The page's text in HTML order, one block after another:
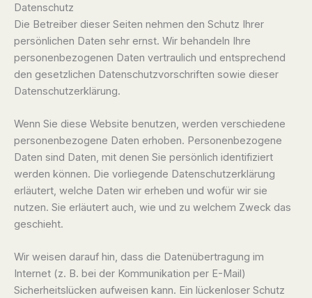
Datenschutz
Die Betreiber dieser Seiten nehmen den Schutz Ihrer
persönlichen Daten sehr ernst. Wir behandeln Ihre
personenbezogenen Daten vertraulich und entsprechend
den gesetzlichen Datenschutzvorschriften sowie dieser
Datenschutzerklärung.
Wenn Sie diese Website benutzen, werden verschiedene
personenbezogene Daten erhoben. Personenbezogene
Daten sind Daten, mit denen Sie persönlich identifiziert
werden können. Die vorliegende Datenschutzerklärung
erläutert, welche Daten wir erheben und wofür wir sie
nutzen. Sie erläutert auch, wie und zu welchem Zweck das
geschieht.
Wir weisen darauf hin, dass die Datenübertragung im
Internet (z. B. bei der Kommunikation per E-Mail)
Sicherheitslücken aufweisen kann. Ein lückenloser Schutz